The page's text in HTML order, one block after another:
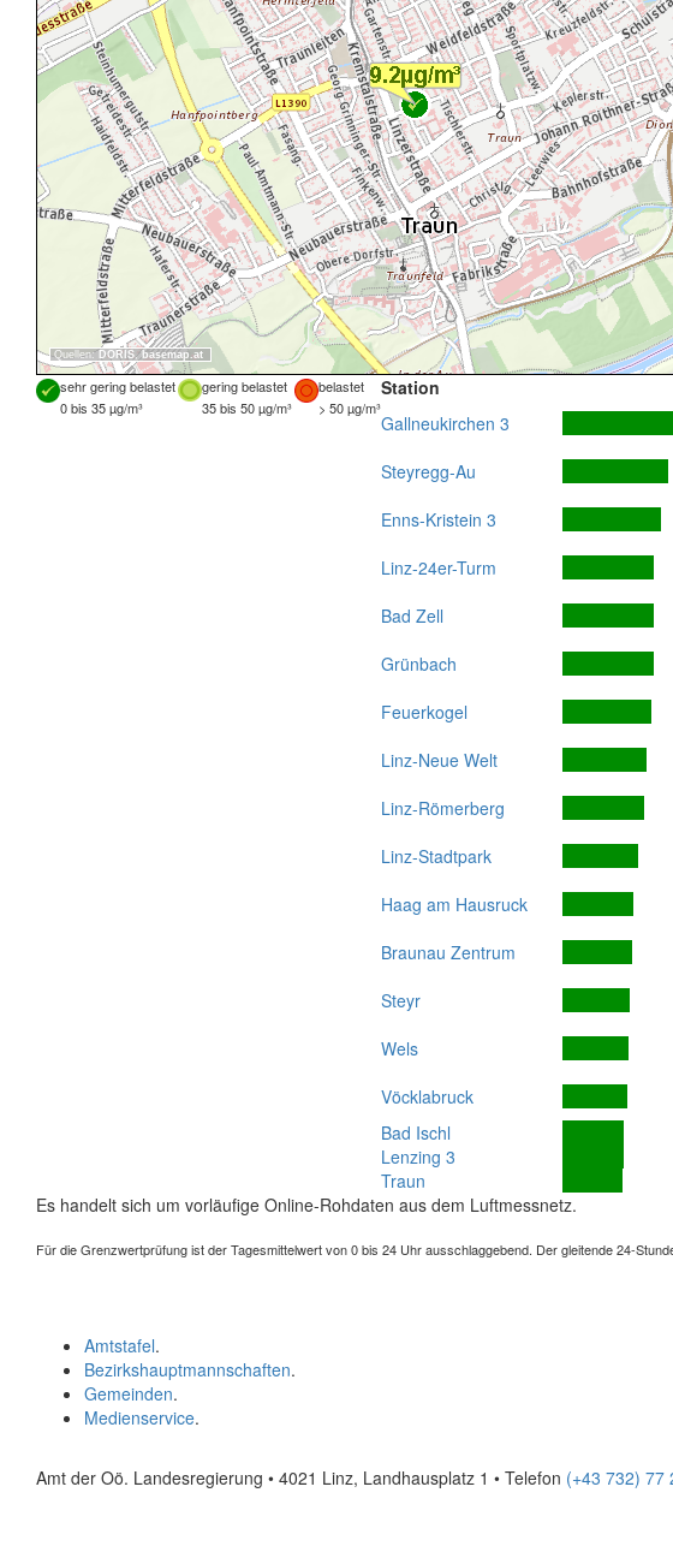
Quellen: DORIS, basemap.at
sehr gering belastet gering belastet
belastet
0 bis 35 µg/m³
35 bis 50 µg/m³ > 50 µg/m³
Station
Gallneukirchen 3
Steyregg-Au
Enns-Kristein 3
Linz-24er-Turm
Bad Zell
Grünbach
Feuerkogel
Linz-Neue Welt
Linz-Römerberg
Linz-Stadtpark
Haag am Hausruck
Braunau Zentrum
Steyr
Wels
Vöcklabruck
Bad Ischl
Lenzing 3
Traun
Es handelt sich um vorläufige Online-Rohdaten aus dem Luftmessnetz.
Für die Grenzwertprüfung ist der Tagesmittelwert von 0 bis 24 Uhr ausschlaggebend. Der gleitende 24-
Amtstafel.
Bezirkshauptmannschaften.
Gemeinden.
Medienservice.
Amt der Oö. Landesregierung • 4021 Linz, Landhausplatz 1 • Telefon (+43 732) 77